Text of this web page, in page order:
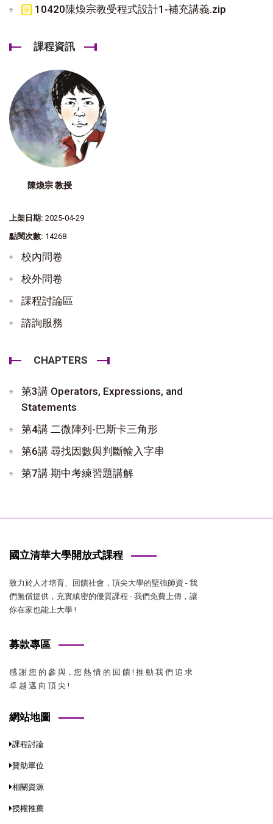
10420陳煥宗教受程式設計1-補充講義.zip
課程資訊
陳煥宗 教授
上架日期: 2025-04-29
點閱次數: 14268
校內問卷
校外問卷
課程討論區
諮詢服務
CHAPTERS
第3講 Operators, Expressions, and
Statements
第4講 二微陣列-巴斯卡三角形
第6講 尋找因數與判斷輸入字串
第7講 期中考練習題講解
國立清華大學開放式課程
致力於人才培育、回饋社會，頂尖大學的堅強師資 - 我
們無償提供，充實縝密的優質課程 - 我們免費上傳，讓
你在家也能上大學 !
募款專區
感 謝 您 的 參 與，您 熱 情 的 回 饋 ! 推 動 我 們 追 求
卓 越 邁 向 頂 尖 !
網站地圖
課程討論
贊助單位
相關資源
授權推薦